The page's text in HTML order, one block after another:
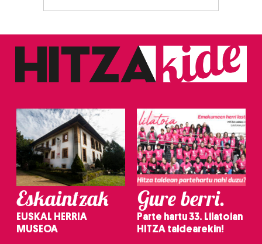
Webgune honek cookie propioak eta hirugarrenen cookie-
fitxategiak erabiltzen ditu. Zure esperientzia eta
zerbitzuak hobetzeko asmoz, cookie teknologiaz
baliatzen gara. Ohar hau onartuz gero, teknologia hori
Eskaintzak
EUSKAL HERRIA
MUSEOA
Gure berri.
Parte hartu 33. Lilatoian
HITZA taldearekin!